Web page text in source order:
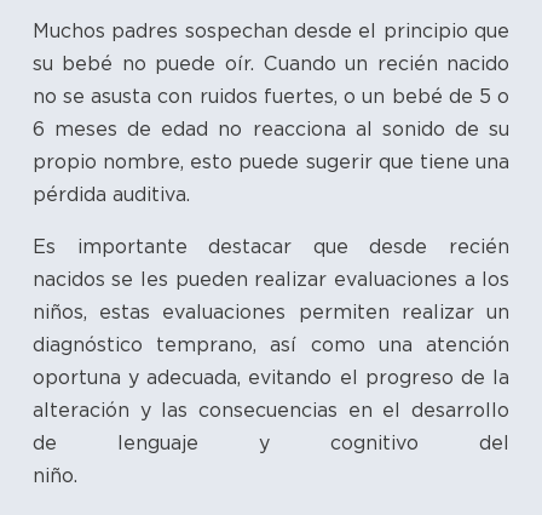
Muchos padres sospechan desde el principio que
su bebé no puede oír. Cuando un recién nacido
no se asusta con ruidos fuertes, o un bebé de 5 o
6 meses de edad no reacciona al sonido de su
propio nombre, esto puede sugerir que tiene una
pérdida auditiva.
Es importante destacar que desde recién
nacidos se les pueden realizar evaluaciones a los
niños, estas evaluaciones permiten realizar un
diagnóstico temprano, así como una atención
oportuna y adecuada, evitando el progreso de la
alteración y las consecuencias en el desarrollo
de lenguaje y cognitivo del